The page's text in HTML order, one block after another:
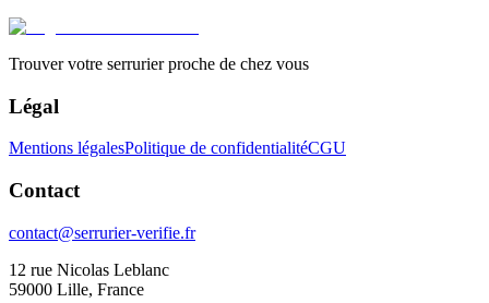
Trouver votre serrurier proche de chez vous
Légal
Mentions légalesPolitique de confidentialitéCGU
Contact
contact@serrurier-verifie.fr
12 rue Nicolas Leblanc
59000 Lille, France